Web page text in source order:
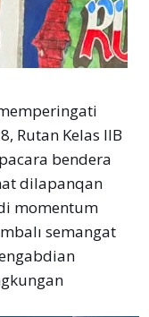
Rutan Kelas IIB
bendera
dilapanqan
momentum
semangat